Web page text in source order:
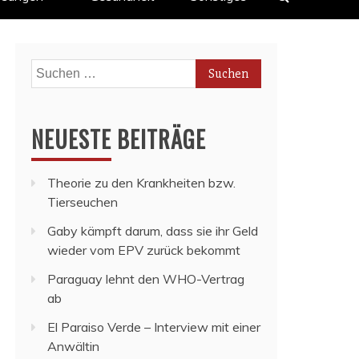
Suchen
nach:
NEUESTE BEITRÄGE
Theorie zu den Krankheiten bzw.
Tierseuchen
Gaby kämpft darum, dass sie ihr Geld
wieder vom EPV zurück bekommt
Paraguay lehnt den WHO-Vertrag
ab
El Paraiso Verde – Interview mit einer
Anwältin